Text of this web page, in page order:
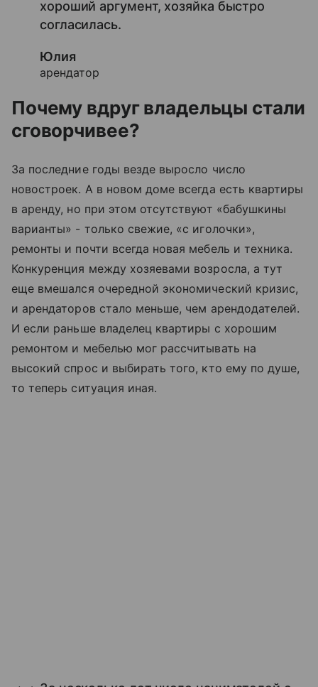
хороший аргумент, хозяйка быстро
согласилась.
Юлия
арендатор
Почему вдруг владельцы стали
сговорчивее?
За последние годы везде выросло число
новостроек. А в новом доме всегда есть квартиры
в аренду, но при этом отсутствуют «бабушкины
варианты» - только свежие, «с иголочки»,
ремонты и почти всегда новая мебель и техника.
Конкуренция между хозяевами возросла, а тут
еще вмешался очередной экономический кризис,
и арендаторов стало меньше, чем арендодателей.
И если раньше владелец квартиры с хорошим
ремонтом и мебелью мог рассчитывать на
высокий спрос и выбирать того, кто ему по душе,
то теперь ситуация иная.